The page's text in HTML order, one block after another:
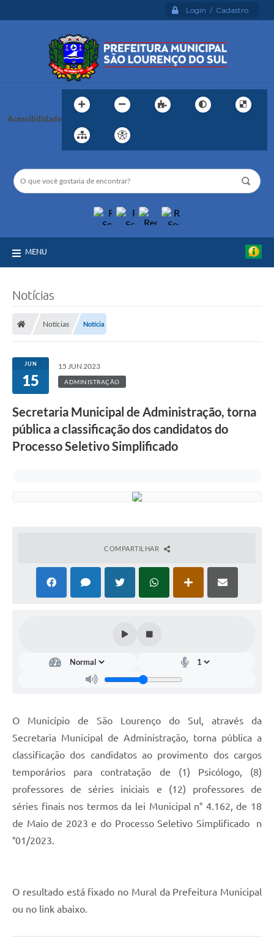
Login / Cadastro
Acessibilidade
MENU
Notícias
Notícias Notícia
JUN
15
15 JUN 2023
ADMINISTRAÇÃO
Secretaria Municipal de Administração, torna
pública a classificação dos candidatos do
Processo Seletivo Simplificado
COMPARTILHAR
O Município de São Lourenço do Sul, através da
Secretaria Municipal de Administração, torna pública a
classificação dos candidatos ao provimento dos cargos
temporários para contratação de (1) Psicólogo, (8)
professores de séries iniciais e (12) professores de
séries finais nos termos da lei Municipal n° 4.162, de 18
de Maio de 2023 e do Processo Seletivo Simplificado n
°01/2023.
O resultado está fixado no Mural da Prefeitura Municipal
ou no link abaixo.